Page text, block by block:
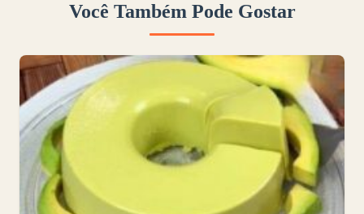
Você Também Pode Gostar